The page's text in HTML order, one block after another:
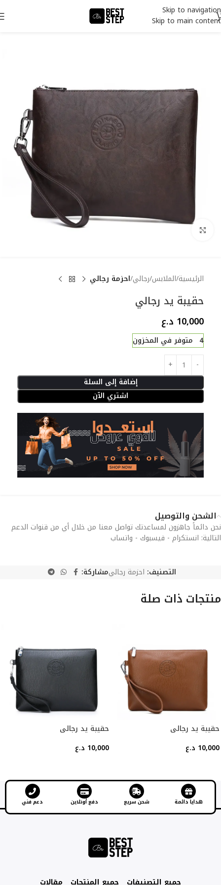
Skip to navigation
Skip to main content
الرئيسية الملابس رجالي احزمة رجالي
حقيبة يد رجالي
10,000 د.ع
4 متوفر في المخزون
إضافة إلى السلة
اشتري الآن
الشحن والتوصيل
نحن دائماً جاهزون لمساعدتك تواصل معنا من خلال أي من قنوات الدعم
التالية: انستكرام - فيسبوك - واتساب
التصنيف: احزمة رجاليمشاركة:
منتجات ذات صلة
حقيبة يد رجالي
10,000 د.ع
حقيبة يد رجالي
10,000 د.ع
هدايا دائمة شحن سريع دفع أونلاين دعم فني